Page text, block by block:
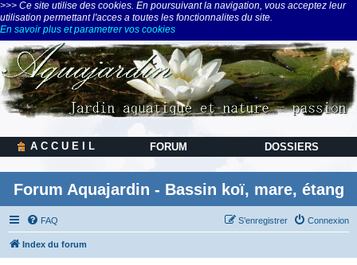
>>> Ce site utilise des cookies. En poursuivant la navigation, vous acceptez leur
utilisation permettant l'acces a toutes les fonctionnalites du site.
En savoir plus et parametrer vos cookies
A C C U E I L FORUM DOSSIERS
Forum Aquajardin - Bassin koï, mare, étang
FAQ Connexion
S’enregistrer
Index du forum